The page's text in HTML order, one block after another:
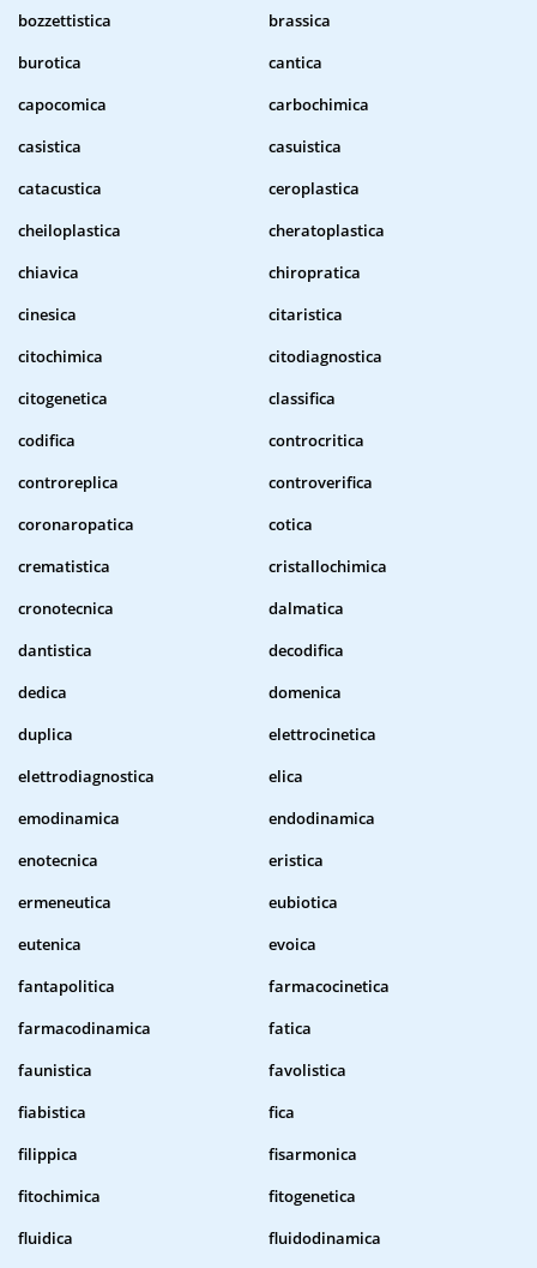
bozzettistica
brassica
burotica
cantica
capocomica
carbochimica
casistica
casuistica
catacustica
ceroplastica
cheiloplastica
cheratoplastica
chiavica
chiropratica
cinesica
citaristica
citochimica
citodiagnostica
citogenetica
classifica
codifica
controcritica
controreplica
controverifica
coronaropatica
cotica
crematistica
cristallochimica
cronotecnica
dalmatica
dantistica
decodifica
dedica
domenica
duplica
elettrocinetica
elettrodiagnostica
elica
emodinamica
endodinamica
enotecnica
eristica
ermeneutica
eubiotica
eutenica
evoica
fantapolitica
farmacocinetica
farmacodinamica
fatica
faunistica
favolistica
fiabistica
fica
filippica
fisarmonica
fitochimica
fitogenetica
fluidica
fluidodinamica